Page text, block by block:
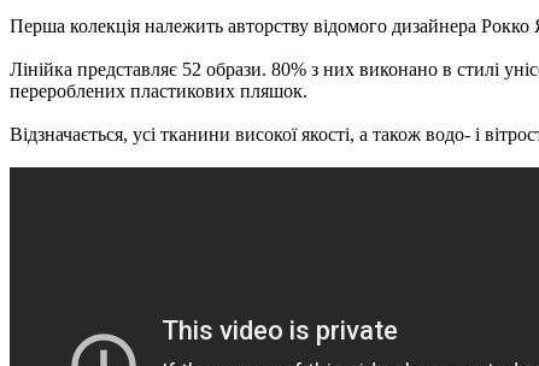
Перша колекція належить авторству відомого дизайнера
Лінійка представляє 52 образи. 80% з них виконано в стилі
перероблених пластикових пляшок.
Відзначається, усі тканини високої якості, а також водо- і